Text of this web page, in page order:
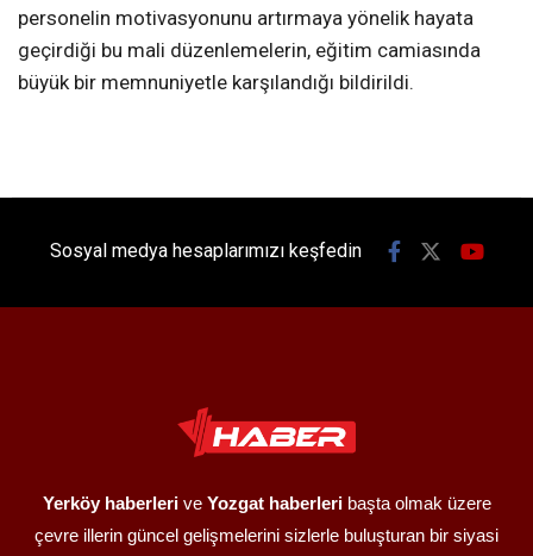
personelin motivasyonunu artırmaya yönelik hayata
geçirdiği bu mali düzenlemelerin, eğitim camiasında
büyük bir memnuniyetle karşılandığı bildirildi.
Sosyal medya hesaplarımızı keşfedin
Yerköy haberlerive Yozgat haberleribaşta olmak üzere
çevre illerin güncel gelişmelerini sizlerle buluşturan bir siyasi